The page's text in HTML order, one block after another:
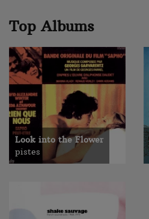
Top Albums
Look into the Flower
pistes